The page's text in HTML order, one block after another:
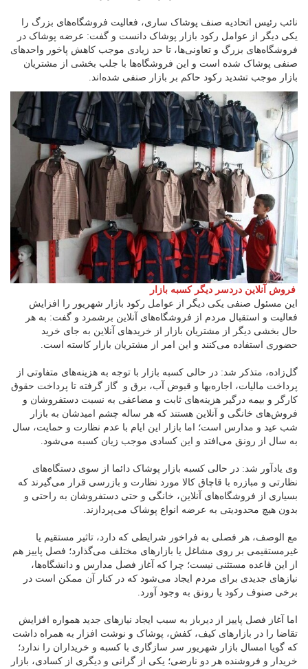
نائب رئیس اتحادیه صنف پوشاک ساری، فعالیت فروشگاه‌های بزرگ را
یکی دیگر از عوامل رکود بازار پوشاک دانست و گفت: عرضه پوشاک در
فروشگاه‌های بزرگ و تعاونی‌ها، تا حد زیادی موجب کاهش پاخور واحدهای
صنفی پوشاک شده است و این فروشگاه‌ها با جلب بخشی از مشتریان
بازار موجب تشدید رکود حاکم بر بازار صنفی شده‌اند.
فروش آنلاین دردسر دیگر کسبه بازار
این مسئول صنفی یکی دیگر از عوامل رکود بازار شهریور را افزایش
فعالیت و استقبال مردم از فروشگاه‌های آنلاین برشمرد و گفت: به هر
حال بخشی دیگر از مشتریان بازار از خریدهای آنلاین به جای خرید
حضوری استفاده می‌کنند و این امر از مشتریان بازار کاسته است.
گل‌زاده، متذکر شد: در حالی کسبه بازار با توجه به هزینه‌های متفاوتی از
پرداخت مالیات، اجاره‌بها و قبوض آب، برق و گاز گرفته تا پرداخت حقوق
کارگر و بیمه درگیر هزینه‌های ثابت و مضاعفی به نسبت دستفروشان و
فروش‌های خانگی و آنلاین هستند که هر ساله چشم امیدشان به بازار
شب عید و مدارس است؛ اما بازار این ایام با عدم نظارت و حمایت، سال
به سال از رونق می‌افتد و این کسادی موجب زیان کسبه می‌شود.
وی یادآور شد: در حالی کسبه بازار پوشاک دائما از سوی دستگاه‌های
نظارتی و مبازره با قاچاق کالا مورد نظارت و بازرسی قرار می‌گیرند که
بسیاری از فروشگاه‌های آنلاین، خانگی و حتی دستفروشان به راحتی و
بدون هیچ محدودیتی به عرضه انواع پوشاک می‌پردازند.
مع الوصف، هر فصلی به فراخور شرایطی که دارد، تاثیر مستقیم یا
غیرمستقیمی بر روی مشاغل یا بازارهای مختلف می‌گذارد؛ فصل پاییز هم
از این قاعده مستثنی نیست؛ چرا که آغاز فصل مدارس و دانشگاه‌ها،
نیازهای جدیدی برای مردم ایجاد می‌شود که در کنار آن ممکن است در
برخی صنوف رکود یا رونق به وجود آورد.
اما آغاز فصل پاییز از دیرباز به سبب ایجاد نیازهای جدید همواره افزایش
تقاضا را در بازارهای کیف، کفش، پوشاک و نوشت افزار به همراه داشت
که گویا امسال بازار شهریور سر سازگاری با کسبه و خریداران را ندارد؛
خریدار و فروشنده هر دو نارضی؛ یکی از گرانی و دیگری از کسادی، بازار